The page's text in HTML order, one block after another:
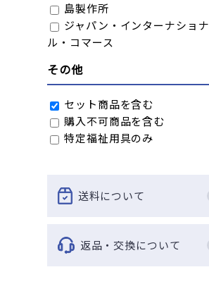
島製作所
ジャパン・インターナショナ
ル・コマース
その他
セット商品を含む
購入不可商品を含む
特定福祉用具のみ
送料について
返品・交換について